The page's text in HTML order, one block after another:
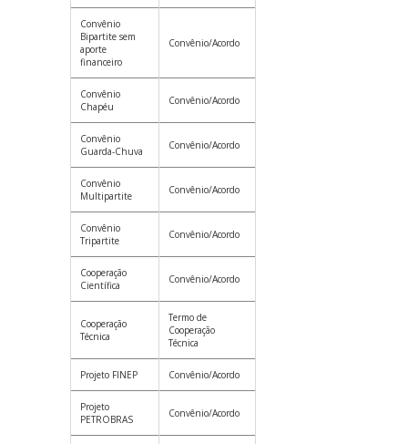
Convênio
Bipartite sem
aporte
financeiro
Convênio/Acordo
Convênio
Chapéu
Convênio/Acordo
Convênio
Guarda-Chuva
Convênio/Acordo
Convênio
Multipartite
Convênio/Acordo
Convênio
Tripartite
Convênio/Acordo
Cooperação
Científica
Convênio/Acordo
Cooperação
Técnica
Termo de
Cooperação
Técnica
Projeto FINEP Convênio/Acordo
Projeto
PETROBRAS
Convênio/Acordo